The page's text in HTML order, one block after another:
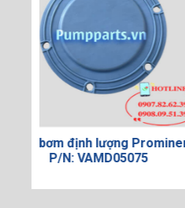
Màng bơm định
P/N: